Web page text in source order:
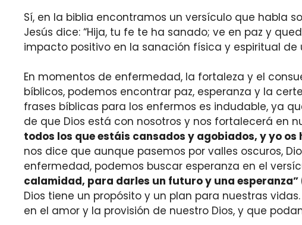
Sí, en la biblia encontramos un versículo que habla
Jesús dice: “Hija, tu fe te ha sanado; ve en paz y
impacto positivo en la sanación física y espiritual de
En momentos de enfermedad, la fortaleza y el
bíblicos, podemos encontrar paz, esperanza y la
frases bíblicas para los enfermos es indudable, ya
de que Dios está con nosotros y nos fortalecerá en
todos los que estáis cansados y agobiados, y yo os
nos dice que aunque pasemos por valles oscuros,
enfermedad, podemos buscar esperanza en el
calamidad, para darles un futuro y una esperanza”
Dios tiene un propósito y un plan para nuestras
en el amor y la provisión de nuestro Dios, y que